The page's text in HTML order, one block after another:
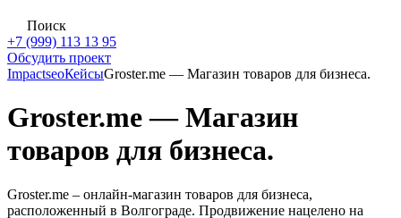
Поиск
+7 (999) 113 13 95
Обсудить проект
ImpactseoКейсыGroster.me — Магазин товаров для бизнеса.
Groster.me — Магазин
товаров для бизнеса.
Groster.me – онлайн-магазин товаров для бизнеса,
расположенный в Волгограде. Продвижение нацелено на